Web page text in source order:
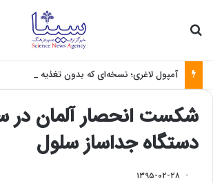
آمپول لاغری؛ نسخه‌ای که بدون تغذیه خطرناک
شکست انحصار آلمان
دستگاه جداساز سلول
۱۳۹۵-۰۲-۲۸